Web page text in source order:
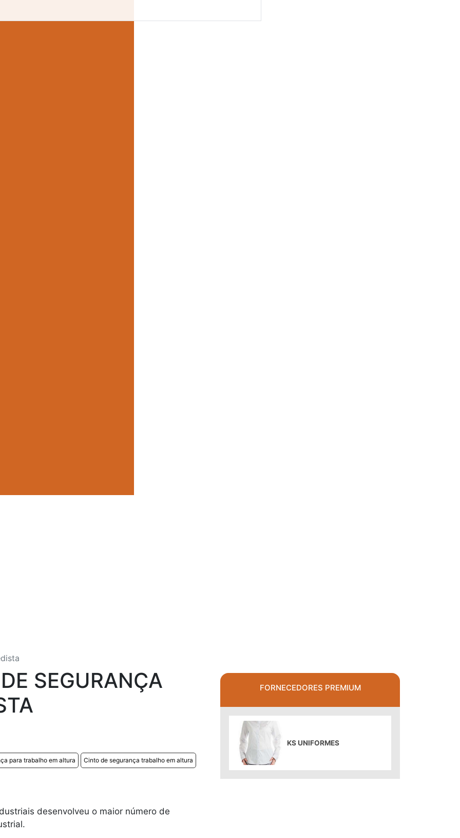
SEGURANÇA
para trabalho em altura Cinto de segurança trabalho em altura
desenvolveu o maior número de
FORNECEDORES PREMIUM
KS UNIFORMES